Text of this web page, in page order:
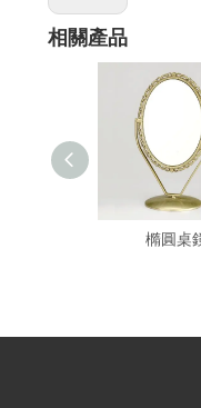
相關產品
橢圓桌